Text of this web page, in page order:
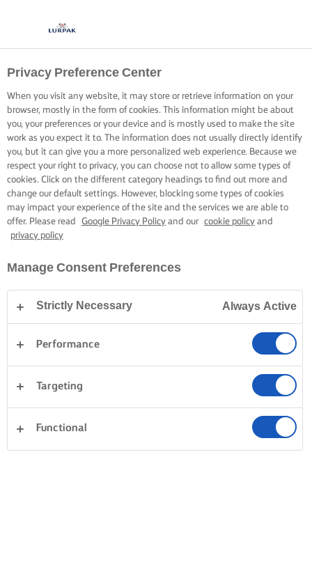
Privacy Preference Center
When you visit any website, it may store or retrieve information on your
browser, mostly in the form of cookies. This information might be about
you, your preferences or your device and is mostly used to make the site
work as you expect it to. The information does not usually directly identify
you, but it can give you a more personalized web experience. Because we
respect your right to privacy, you can choose not to allow some types of
cookies. Click on the different category headings to find out more and
change our default settings. However, blocking some types of cookies
may impact your experience of the site and the services we are able to
offer. Please read
Google Privacy Policy and our cookie policy and
privacy policy
Manage Consent Preferences
Strictly Necessary Always Active
Performance
Targeting
Functional